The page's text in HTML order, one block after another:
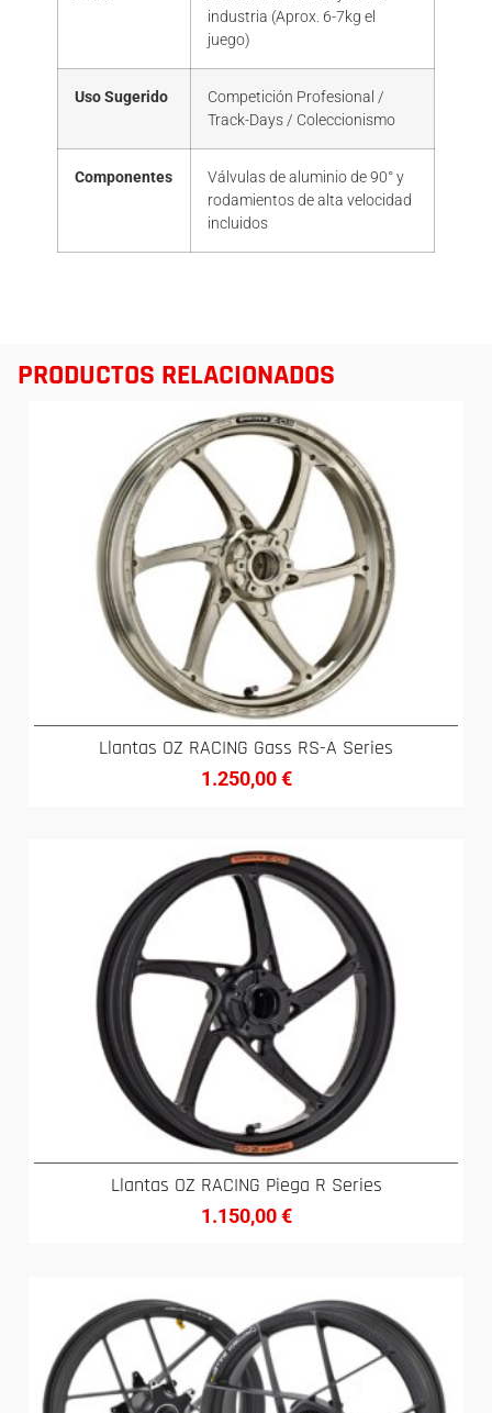
industria (Aprox. 6-7kg el
juego)
Uso Sugerido
Competición Profesional /
Track-Days / Coleccionismo
Componentes
Válvulas de aluminio de 90° y
rodamientos de alta velocidad
incluidos
PRODUCTOS RELACIONADOS
Llantas OZ RACING Gass RS-A Series
1.250,00€
Llantas OZ RACING Piega R Series
1.150,00€